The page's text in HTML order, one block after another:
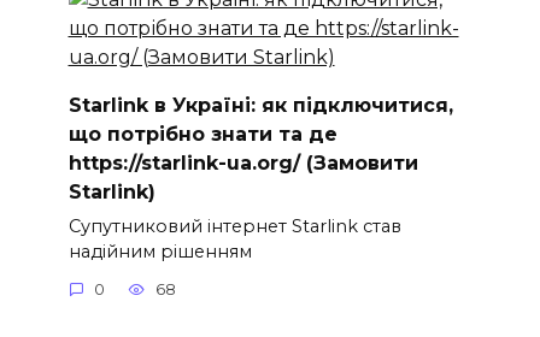
Starlink в Україні: як підключитися,
що потрібно знати та де
https://starlink-ua.org/ (Замовити
Starlink)
Супутниковий інтернет Starlink став
надійним рішенням
0 68